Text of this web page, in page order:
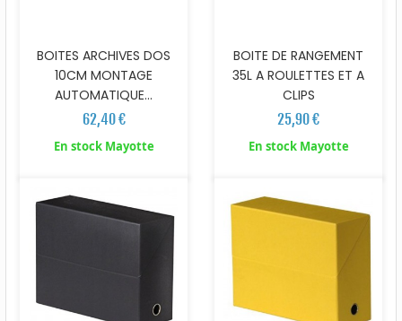
BOITES ARCHIVES DOS
10CM MONTAGE
AUTOMATIQUE...
62,40 €
En stock Mayotte
BOITE DE RANGEMENT
35L A ROULETTES ET A
CLIPS
25,90 €
En stock Mayotte